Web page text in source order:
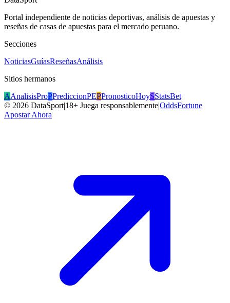
Portal independiente de noticias deportivas, análisis de apuestas y
reseñas de casas de apuestas para el mercado peruano.
Secciones
NoticiasGuíasReseñasAnálisis
Sitios hermanos
AAnalisisProPPrediccionPEPPronosticoHoySStatsBet
© 2026 DataSport|18+ Juega responsablemente|OddsFortune
Apostar Ahora